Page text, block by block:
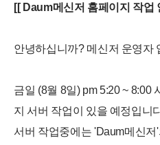
[[ Daum메신저 홈페이지 작업
안녕하십니까? 메신저 운영자
금일 (8월 8일) pm 5:20 ~ 8:00
지 서버 작업이 있을 예정입니
서버 작업중에는 'Daum메신저